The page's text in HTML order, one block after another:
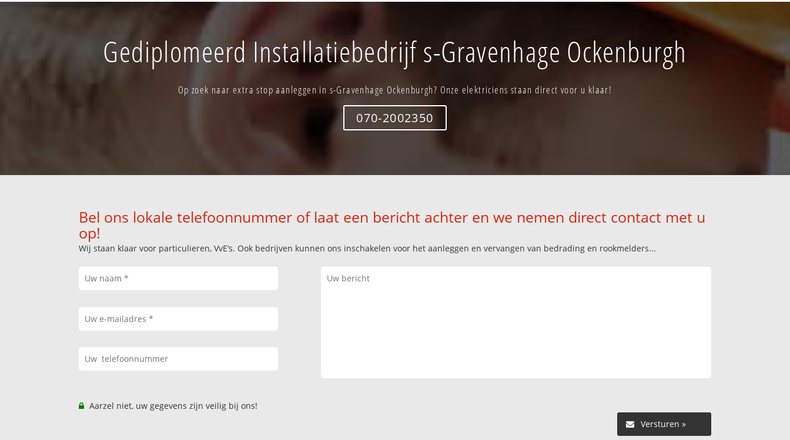
Gediplomeerd Installatiebedrijf s-Gravenhage Ockenburgh
Op zoek naar extra stop aanleggen in s-Gravenhage Ockenburgh? Onze elektriciens staan direct voor u klaar!
070-2002350
Bel ons lokale telefoonnummer of laat een bericht achter en we nemen direct contact met u
op!
Wij staan klaar voor particulieren, VvE’s. Ook bedrijven kunnen ons inschakelen voor het aanleggen en vervangen van bedrading en rookmelders...
Aarzel niet, uw gegevens zijn veilig bij ons!
Versturen »